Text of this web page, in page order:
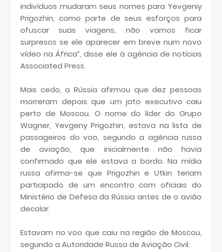
indivíduos mudaram seus nomes para Yevgeniy
Prigozhin, como parte de seus esforços para
ofuscar suas viagens, não vamos ficar
surpresos se ele aparecer em breve num novo
vídeo na África”, disse ele à agência de notícias
Associated Press.
Mais cedo, a Rússia afirmou que dez pessoas
morreram depois que um jato executivo caiu
perto de Moscou. O nome do líder do Grupo
Wagner, Yevgeny Prigozhin, estava na lista de
passageiros do voo, segundo a agência russa
de aviação, que inicialmente não havia
confirmado que ele estava a bordo. Na mídia
russa afirma-se que Prigozhin e Utkin teriam
participado de um encontro com oficiais do
Ministério de Defesa da Rússia antes de o avião
decolar.
Estavam no voo que caiu na região de Moscou,
segundo a Autoridade Russa de Aviação Civil: